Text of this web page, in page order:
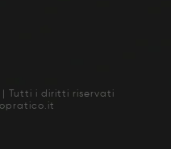
| Tutti i diritti riservati